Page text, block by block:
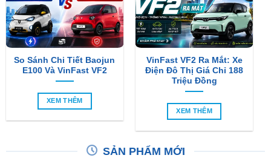
So Sánh Chi Tiết Baojun
E100 Và VinFast VF2
XEM THÊM
VinFast VF2 Ra Mắt: Xe
Điện Đô Thị Giá Chỉ 188
Triệu Đồng
XEM THÊM
SẢN PHẨM MỚI